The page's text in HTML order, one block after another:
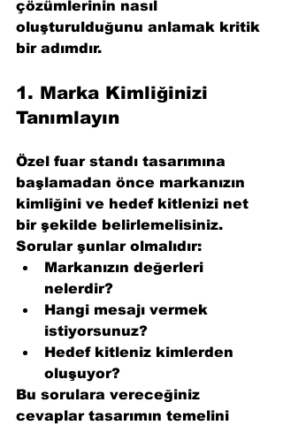
çözümlerinin nasıl
oluşturulduğunu anlamak kritik
bir adımdır.
1. Marka Kimliğinizi
Tanımlayın
Özel fuar standı tasarımına
başlamadan önce markanızın
kimliğini ve hedef kitlenizi net
bir şekilde belirlemelisiniz.
Sorular şunlar olmalıdır:
Markanızın değerleri
nelerdir?
Hangi mesajı vermek
istiyorsunuz?
Hedef kitleniz kimlerden
oluşuyor?
Bu sorulara vereceğiniz
cevaplar tasarımın temelini